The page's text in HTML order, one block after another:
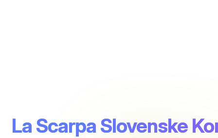
La Scarpa Slovenske